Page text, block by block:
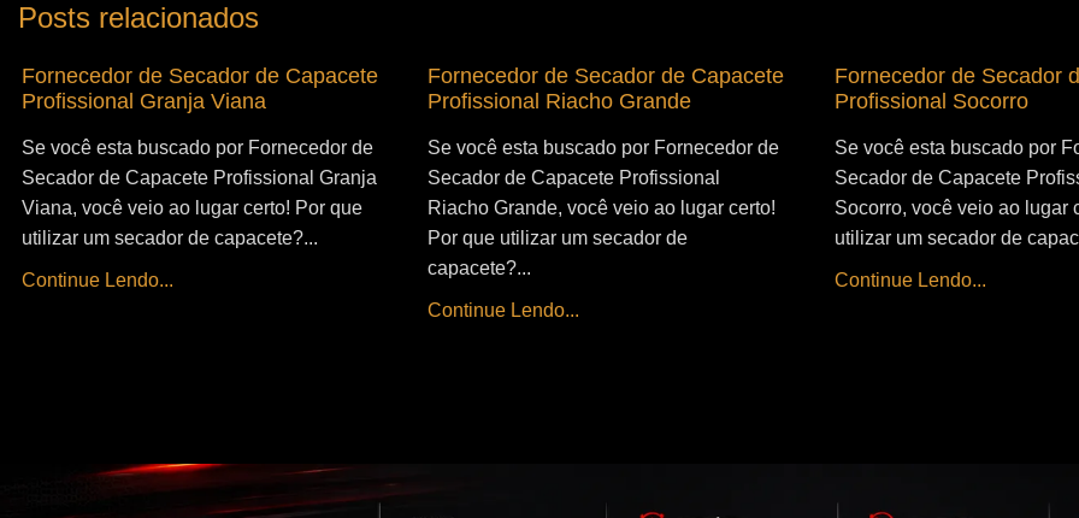
Posts relacionados
Fornecedor de Secador de Capacete
Profissional Granja Viana
Se você esta buscado por Fornecedor de
Secador de Capacete Profissional Granja
Viana, você veio ao lugar certo! Por que
utilizar um secador de capacete?...
Continue Lendo...
Fornecedor de Secador de Capacete
Profissional Riacho Grande
Se você esta buscado por Fornecedor de
Secador de Capacete Profissional
Riacho Grande, você veio ao lugar certo!
Por que utilizar um secador de
capacete?...
Continue Lendo...
Fornecedor de Secador
Profissional Socorro
Se você esta buscado por
Secador de Capacete
Socorro, você veio ao lugar
utilizar um secador de
Continue Lendo...